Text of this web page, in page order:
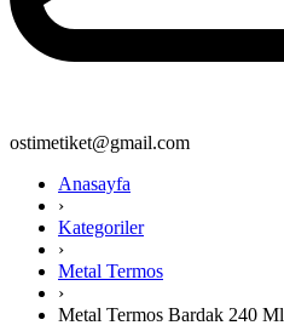
ostimetiket@gmail.com
Anasayfa
›
Kategoriler
›
Metal Termos
›
Metal Termos Bardak 240 Ml